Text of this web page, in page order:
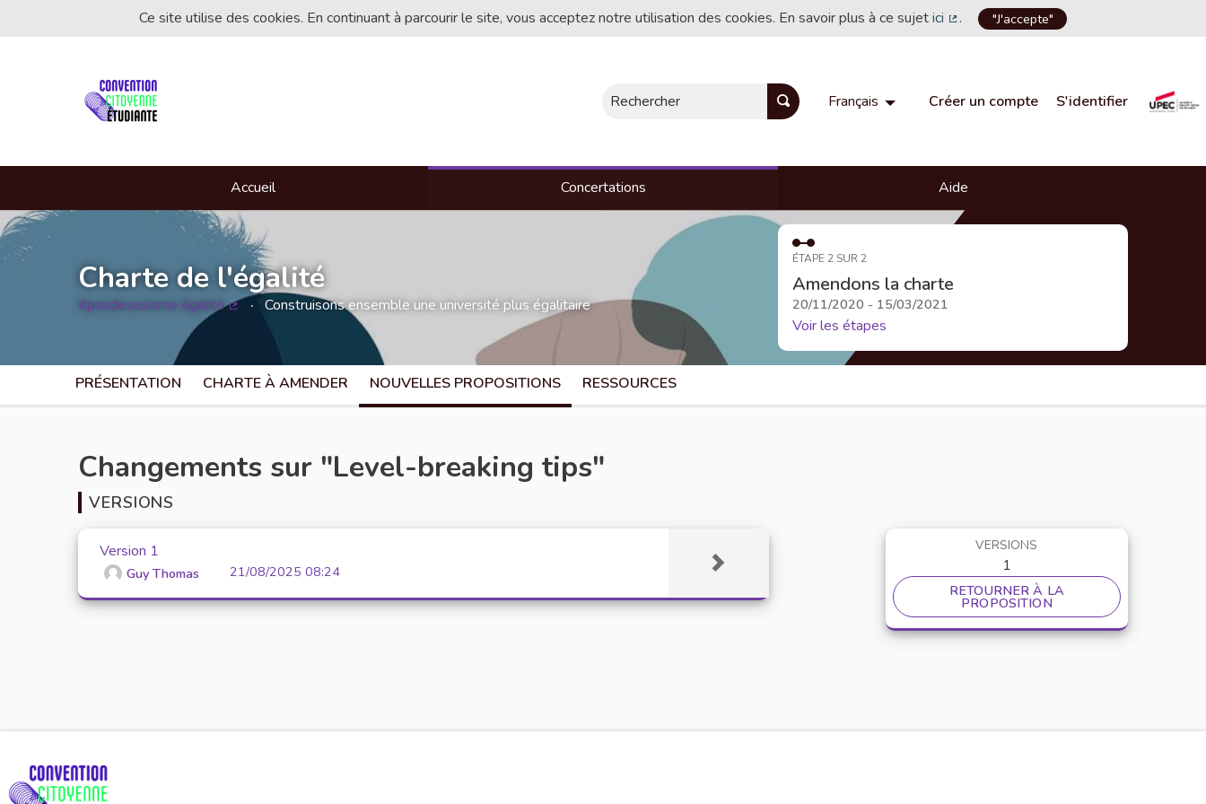
Ce site utilise des cookies. En continuant à parcourir le site, vous acceptez notre utilisation des cookies. En savoir plus à ce sujetici
(Lien externe)
. "J'accepte"
Rechercher Français Choisir la langueChoose language
Créer un compte S'identifier
Accueil Concertations Aide
Charte de l'égalité
#pasdesexisme égalité Construisons ensemble une université plus égalitaire
ÉTAPE 2 SUR 2
Amendons la charte
20/11/2020 - 15/03/2021
Voir les étapes
PRÉSENTATION CHARTE À AMENDER NOUVELLES PROPOSITIONS RESSOURCES
Changements sur "Level-breaking tips"
VERSIONS
Version 1
Guy Thomas 21/08/2025 08:24
VERSIONS
1
RETOURNER À LA
PROPOSITION